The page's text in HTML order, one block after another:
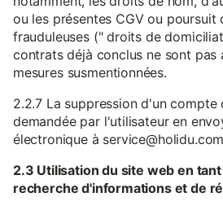
ou les présentes CGV ou poursuit
frauduleuses (" droits de
contrats déjà conclus ne sont pas
mesures susmentionnées.
2.2.7 La suppression d'un
demandée par l'utilisateur en
électronique à
2.3 Utilisation du site web en
recherche d'informations et de